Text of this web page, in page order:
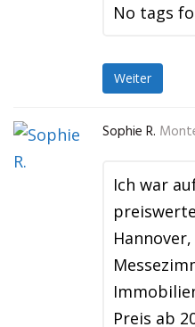
No tags
Weiter
Sophie R.
Ich war
Preis ab